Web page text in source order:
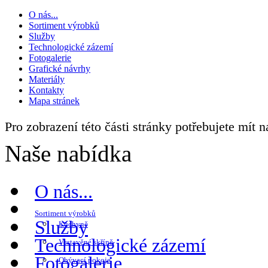
O nás...
Sortiment výrobků
Služby
Technologické zázemí
Fotogalerie
Grafické návrhy
Materiály
Kontakty
Mapa stránek
Pro zobrazení této části stránky potřebujete mít
Naše nabídka
O nás...
Sortiment výrobků
Kuchyně
Vestavěné skříně
Obývací pokoje
Služby
Technologické zázemí
Fotogalerie